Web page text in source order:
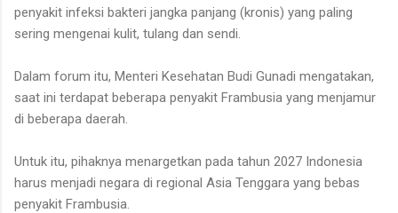
penyakit infeksi bakteri jangka panjang (kronis) yang paling
sering mengenai kulit, tulang dan sendi.
Dalam forum itu, Menteri Kesehatan Budi Gunadi mengatakan,
saat ini terdapat beberapa penyakit Frambusia yang menjamur
di beberapa daerah.
Untuk itu, pihaknya menargetkan pada tahun 2027 Indonesia
harus menjadi negara di regional Asia Tenggara yang bebas
penyakit Frambusia.